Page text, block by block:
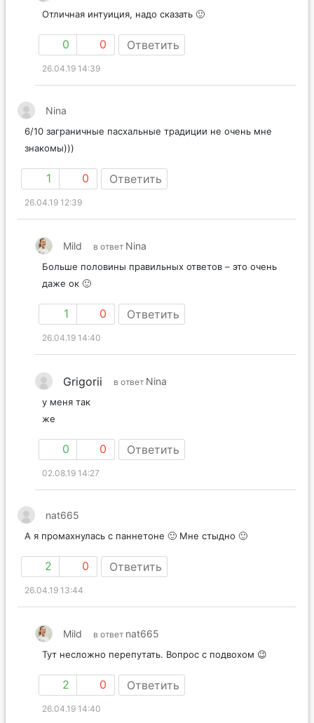
Отличная интуиция, надо сказать 🙂
0 0 Ответить
26.04.19 14:39
Nina
6/10 заграничные пасхальные традиции не очень мне
знакомы)))
1 0 Ответить
26.04.19 12:39
Mild в ответ Nina
Больше половины правильных ответов – это очень
даже ок 🙂
1 0 Ответить
26.04.19 14:40
Grigorii в ответ Nina
у меня так
же
0 0 Ответить
02.08.19 14:27
nat665
А я промахнулась с паннетоне 🙂 Мне стыдно 🙂
2 0 Ответить
26.04.19 13:44
Mild в ответ nat665
Тут несложно перепутать. Вопрос с подвохом 😉
2 0 Ответить
26.04.19 14:40